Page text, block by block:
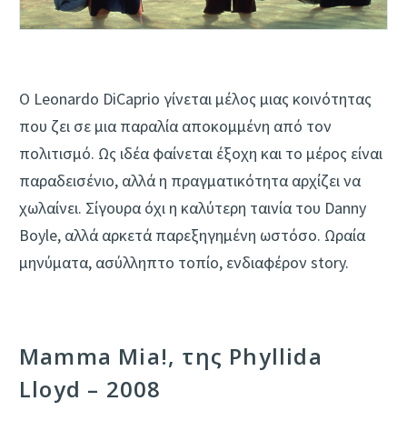
Ο Leonardo DiCaprio γίνεται μέλος μιας κοινότητας
που ζει σε μια παραλία αποκομμένη από τον
πολιτισμό. Ως ιδέα φαίνεται έξοχη και το μέρος είναι
παραδεισένιο, αλλά η πραγματικότητα αρχίζει να
χωλαίνει. Σίγουρα όχι η καλύτερη ταινία του Danny
Boyle, αλλά αρκετά παρεξηγημένη ωστόσο. Ωραία
μηνύματα, ασύλληπτο τοπίο, ενδιαφέρον story.
Mamma Mia!, της Phyllida
Lloyd – 2008